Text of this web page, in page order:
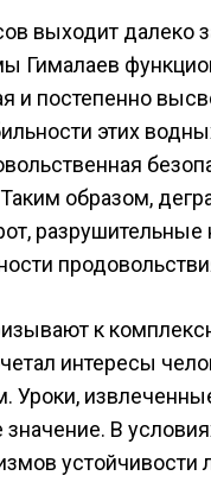
выходит далеко
Гималаев
и постепенно
этих
образом,
к
интересы
Уроки,
значение. В